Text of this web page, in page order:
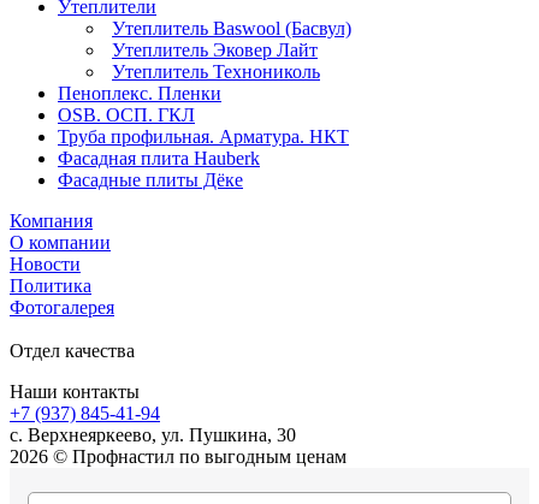
Утеплители
Утеплитель Baswool (Басвул)
Утеплитель Эковер Лайт
Утеплитель Технониколь
Пеноплекс. Пленки
OSB. ОСП. ГКЛ
Труба профильная. Арматура. НКТ
Фасадная плита Hauberk
Фасадные плиты Дёке
Компания
О компании
Новости
Политика
Фотогалерея
Отдел качества
Наши контакты
+7 (937) 845-41-94
с. Верхнеяркеево, ул. Пушкина, 30
2026 © Профнастил по выгодным ценам